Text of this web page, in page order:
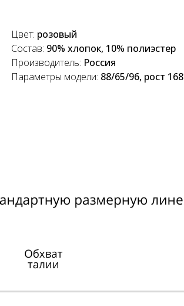
Цвет: розовый
Состав: 90% хлопок, 10% полиэстер
Производитель: Россия
Параметры модели: 88/65/96, рост 168